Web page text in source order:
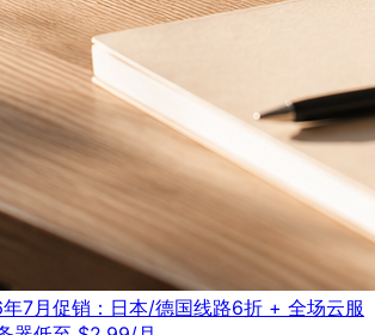
7月促销：日本/德国线路6折 + 全场云服